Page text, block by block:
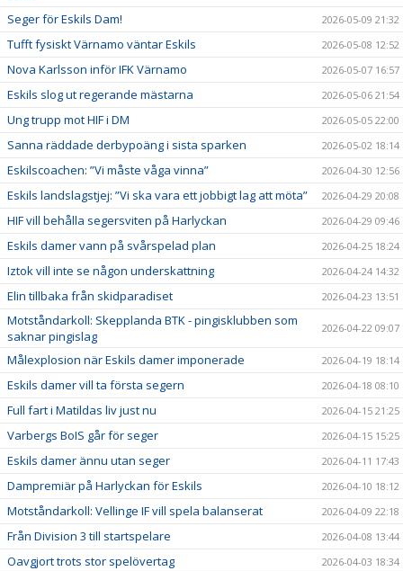
Seger för Eskils Dam! 2026-05-09 21:32
Tufft fysiskt Värnamo väntar Eskils 2026-05-08 12:52
Nova Karlsson inför IFK Värnamo 2026-05-07 16:57
Eskils slog ut regerande mästarna 2026-05-06 21:54
Ung trupp mot HIF i DM 2026-05-05 22:00
Sanna räddade derbypoäng i sista sparken 2026-05-02 18:14
Eskilscoachen: ”Vi måste våga vinna” 2026-04-30 12:56
Eskils landslagstjej: ”Vi ska vara ett jobbigt lag att möta” 2026-04-29 20:08
HIF vill behålla segersviten på Harlyckan 2026-04-29 09:46
Eskils damer vann på svårspelad plan 2026-04-25 18:24
Iztok vill inte se någon underskattning 2026-04-24 14:32
Elin tillbaka från skidparadiset 2026-04-23 13:51
Motståndarkoll: Skepplanda BTK - pingisklubben som
saknar pingislag
2026-04-22 09:07
Målexplosion när Eskils damer imponerade 2026-04-19 18:14
Eskils damer vill ta första segern 2026-04-18 08:10
Full fart i Matildas liv just nu 2026-04-15 21:25
Varbergs BoIS går för seger 2026-04-15 15:25
Eskils damer ännu utan seger 2026-04-11 17:43
Dampremiär på Harlyckan för Eskils 2026-04-10 18:12
Motståndarkoll: Vellinge IF vill spela balanserat 2026-04-09 22:18
Från Division 3 till startspelare 2026-04-08 13:44
Oavgjort trots stor spelövertag 2026-04-03 18:34